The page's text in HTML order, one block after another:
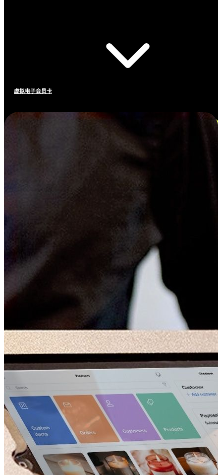
虚拟电子会员卡